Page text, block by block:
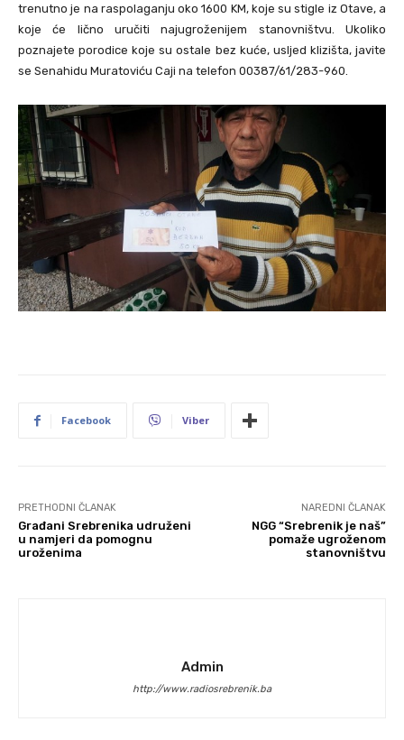
trenutno je na raspolaganju oko 1600 KM, koje su stigle iz Otave, a
koje će lično uručiti najugroženijem stanovništvu. Ukoliko
poznajete porodice koje su ostale bez kuće, usljed klizišta, javite
se Senahidu Muratoviću Caji na telefon 00387/61/283-960.
Facebook Viber
PRETHODNI ČLANAK
Građani Srebrenika udruženi
u namjeri da pomognu
uroženima
NAREDNI ČLANAK
NGG “Srebrenik je naš”
pomaže ugroženom
stanovništvu
Admin
http://www.radiosrebrenik.ba